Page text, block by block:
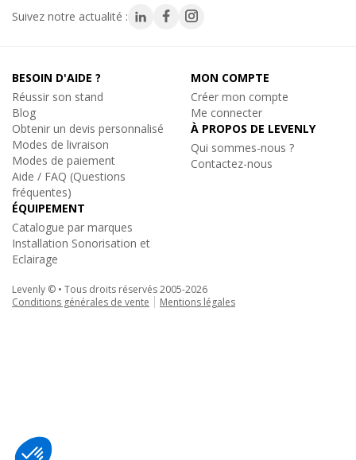
- Capacité du réservoir : 2,5L
- Durée de fonctionnement max : 45h à 1,38 bar
- Temps de chauffe (max) : 8 minutes
- Type de fluide : Fluide Neutre MDG (uniquement)
- Alimentation : 115 / 230V 50/60 Hz
- Consommation électrique : 715W
- Emission sonore : 45,4 dB (A) à 1m
- Dimensions (L x l x H) : 685 x 180 x 300 mm
- Poids (Kg) : 23
- Poids total (avec flight-case) (Kg) : 34
- Certifications : CE
Suivez notre actualité :
BESOIN D'AIDE ?
Réussir son stand
Blog
Obtenir un devis personnalisé
Modes de livraison
Modes de paiement
Aide / FAQ (Questions
fréquentes)
ÉQUIPEMENT
Catalogue par marques
Installation Sonorisation et
Eclairage
MON COMPTE
Créer mon compte
Me connecter
À PROPOS DE LEVENLY
Qui sommes-nous ?
Contactez-nous
Levenly © • Tous droits réservés 2005-2026
Conditions générales de vente
Mentions légales